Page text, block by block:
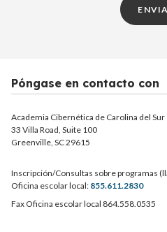
Póngase en contacto con
Academia Cibernética de Carolina del Sur
33 Villa Road, Suite 100
Greenville, SC 29615
Inscripción/Consultas sobre programas
Oficina escolar local: 855.611.2830
Fax Oficina escolar local 864.558.0535